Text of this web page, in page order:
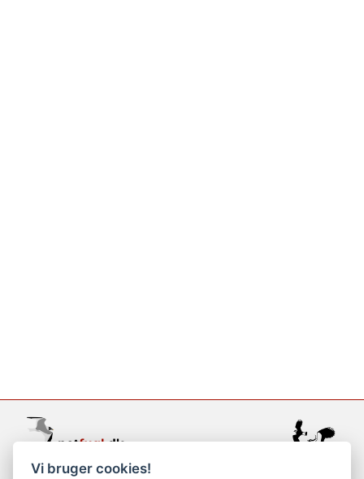
Vi bruger cookies!